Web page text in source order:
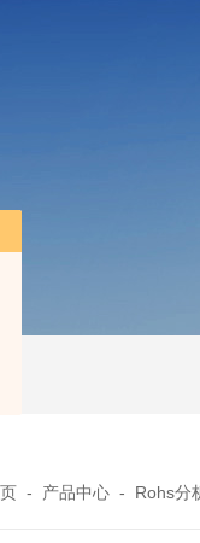
ISD-NI-RX85-G13工
- 产品中心 - Rohs分